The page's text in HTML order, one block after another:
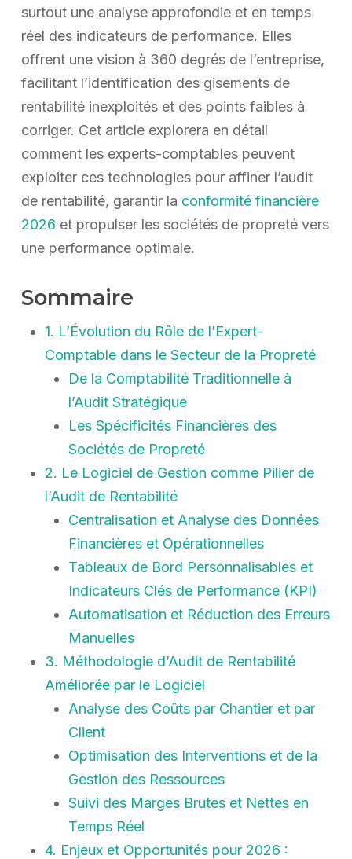
surtout une analyse approfondie et en temps
réel des indicateurs de performance. Elles
offrent une vision à 360 degrés de l’entreprise,
facilitant l’identification des gisements de
rentabilité inexploités et des points faibles à
corriger. Cet article explorera en détail
comment les experts-comptables peuvent
exploiter ces technologies pour affiner l’audit
de rentabilité, garantir la conformité financière
2026 et propulser les sociétés de propreté vers
une performance optimale.
Sommaire
1. L’Évolution du Rôle de l’Expert-
Comptable dans le Secteur de la Propreté
De la Comptabilité Traditionnelle à
l’Audit Stratégique
Les Spécificités Financières des
Sociétés de Propreté
2. Le Logiciel de Gestion comme Pilier de
l’Audit de Rentabilité
Centralisation et Analyse des Données
Financières et Opérationnelles
Tableaux de Bord Personnalisables et
Indicateurs Clés de Performance (KPI)
Automatisation et Réduction des Erreurs
Manuelles
3. Méthodologie d’Audit de Rentabilité
Améliorée par le Logiciel
Analyse des Coûts par Chantier et par
Client
Optimisation des Interventions et de la
Gestion des Ressources
Suivi des Marges Brutes et Nettes en
Temps Réel
4. Enjeux et Opportunités pour 2026 :